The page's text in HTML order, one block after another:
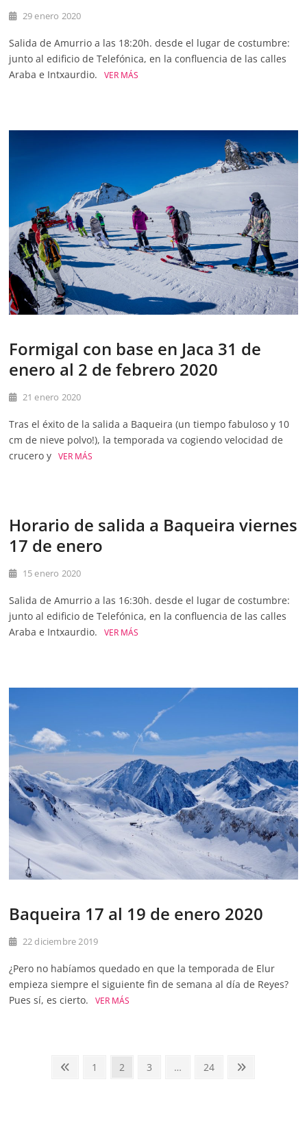
29 enero 2020
Salida de Amurrio a las 18:20h. desde el lugar de costumbre:
junto al edificio de Telefónica, en la confluencia de las calles
Araba e Intxaurdio.
VER MÁS
Formigal con base en Jaca 31 de
enero al 2 de febrero 2020
21 enero 2020
Tras el éxito de la salida a Baqueira (un tiempo fabuloso y 10
cm de nieve polvo!), la temporada va cogiendo velocidad de
crucero y
VER MÁS
Horario de salida a Baqueira viernes
17 de enero
15 enero 2020
Salida de Amurrio a las 16:30h. desde el lugar de costumbre:
junto al edificio de Telefónica, en la confluencia de las calles
Araba e Intxaurdio.
VER MÁS
Baqueira 17 al 19 de enero 2020
22 diciembre 2019
¿Pero no habíamos quedado en que la temporada de Elur
empieza siempre el siguiente fin de semana al día de Reyes?
Pues sí, es cierto.
VER MÁS
Paginación
PáginaPágina
1 Página
2 Página
3 … Página
24
Página